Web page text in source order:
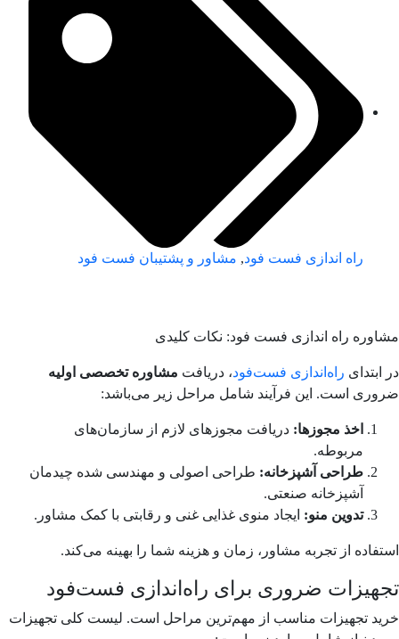
راه اندازی فست فود, مشاور و پشتیبان فست فود
مشاوره راه اندازی فست فود: نکات کلیدی
در ابتدای راه‌اندازی فست‌فود، دریافت مشاوره تخصصی اولیه
ضروری است. این فرآیند شامل مراحل زیر می‌باشد:
اخذ مجوزها: دریافت مجوزهای لازم از سازمان‌های
مربوطه.
طراحی آشپزخانه: طراحی اصولی و مهندسی شده چیدمان
آشپزخانه صنعتی.
تدوین منو: ایجاد منوی غذایی غنی و رقابتی با کمک مشاور.
استفاده از تجربه مشاور، زمان و هزینه شما را بهینه می‌کند.
تجهیزات ضروری برای راه‌اندازی فست‌فود
خرید تجهیزات مناسب از مهم‌ترین مراحل است. لیست کلی تجهیزات